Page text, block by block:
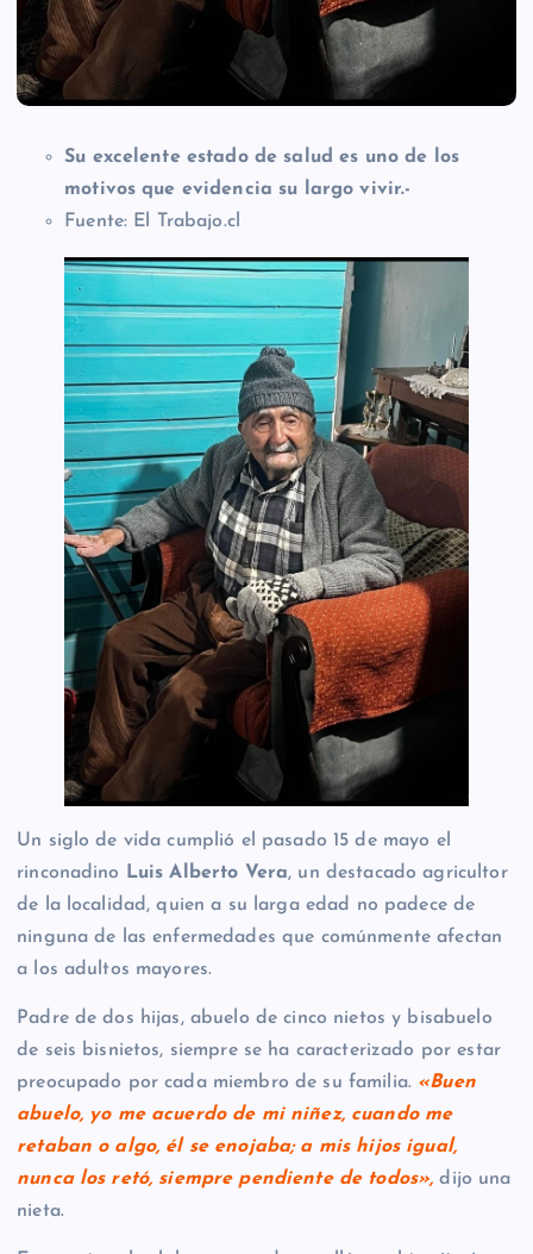
Su excelente estado de salud es uno de los
motivos que evidencia su largo vivir.-
Fuente: El Trabajo.cl
Un siglo de vida cumplió el pasado 15 de mayo el
rinconadino
Luis Alberto Vera, un destacado agricultor
de la localidad, quien a su larga edad no padece de
ninguna de las enfermedades que comúnmente afectan
a los adultos mayores.
Padre de dos hijas, abuelo de cinco nietos y bisabuelo
de seis bisnietos, siempre se ha caracterizado por estar
preocupado por cada miembro de su familia. «Buen
abuelo, yo me acuerdo de mi niñez, cuando me
retaban o algo, él se enojaba; a mis hijos igual,
nunca los retó, siempre pendiente de todos»,dijo una
nieta.